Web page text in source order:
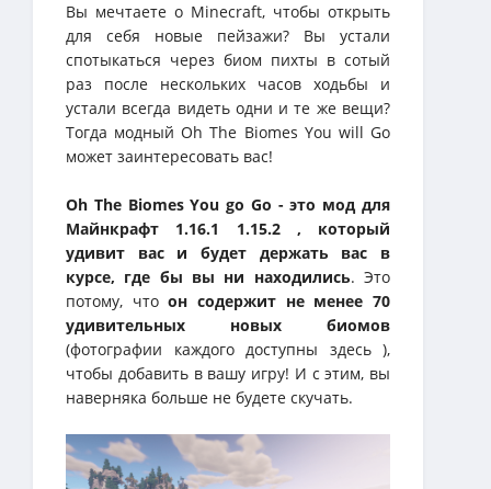
Вы мечтаете о Minecraft, чтобы открыть
для себя новые пейзажи? Вы устали
спотыкаться через биом пихты в сотый
раз после нескольких часов ходьбы и
устали всегда видеть одни и те же вещи?
Тогда модный Oh The Biomes You will Go
может заинтересовать вас!
Oh The Biomes You go Go - это мод для
Майнкрафт 1.16.1 1.15.2 , который
удивит вас и будет держать вас в
курсе, где бы вы ни находились. Это
потому, чтоон содержит не менее 70
удивительных новых биомов
(фотографии каждого доступны здесь ),
чтобы добавить в вашу игру! И с этим, вы
наверняка больше не будете скучать.